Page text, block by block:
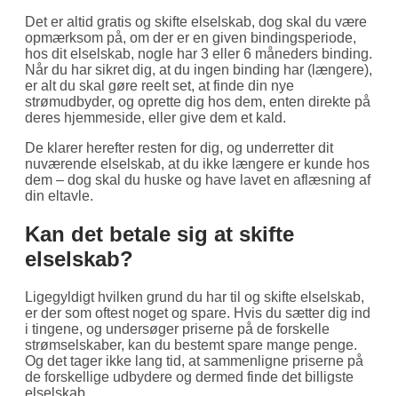
Det er altid gratis og skifte elselskab, dog skal du være
opmærksom på, om der er en given bindingsperiode,
hos dit elselskab, nogle har 3 eller 6 måneders binding.
Når du har sikret dig, at du ingen binding har (længere),
er alt du skal gøre reelt set, at finde din nye
strømudbyder, og oprette dig hos dem, enten direkte på
deres hjemmeside, eller give dem et kald.
De klarer herefter resten for dig, og underretter dit
nuværende elselskab, at du ikke længere er kunde hos
dem – dog skal du huske og have lavet en aflæsning af
din eltavle.
Kan det betale sig at skifte
elselskab?
Ligegyldigt hvilken grund du har til og skifte elselskab,
er der som oftest noget og spare. Hvis du sætter dig ind
i tingene, og undersøger priserne på de forskelle
strømselskaber, kan du bestemt spare mange penge.
Og det tager ikke lang tid, at sammenligne priserne på
de forskellige udbydere og dermed finde det billigste
elselskab.